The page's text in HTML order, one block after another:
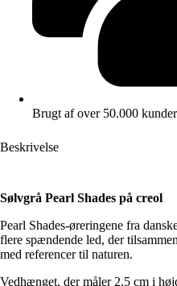
Brugt af over 50.000 kunder
Beskrivelse
Sølvgrå Pearl Shades på creol
Pearl Shades-øreringene fra
flere spændende led, der
med referencer til naturen.
Vedhænget, der måler 2,5 cm i